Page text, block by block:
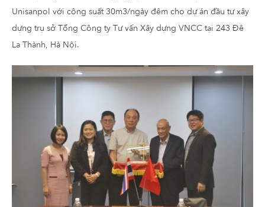
Unisanpol với công suất 30m3/ngày đêm cho dự án đầu tư xây
dựng trụ sở Tổng Công ty Tư vấn Xây dựng VNCC tại 243 Đê
La Thành, Hà Nội.